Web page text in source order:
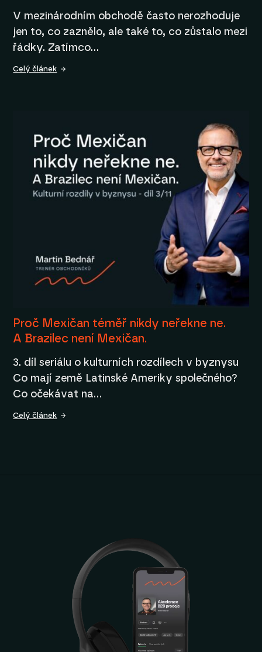
V mezinárodním obchodě často nerozhoduje
jen to, co zaznělo, ale také to, co zůstalo mezi
řádky. Zatímco…
Celý článek
Proč Mexičan téměř nikdy neřekne ne.
A Brazilec není Mexičan.
3. díl seriálu o kulturních rozdílech v byznysu
Co mají země Latinské Ameriky společného?
Co očekávat na…
Celý článek